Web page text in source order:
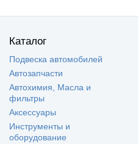
Каталог
Подвеска автомобилей
Автозапчасти
Автохимия, Масла и
фильтры
Аксессуары
Инструменты и
оборудование